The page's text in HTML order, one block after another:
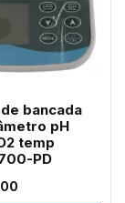
bancada
pH
temp
PD